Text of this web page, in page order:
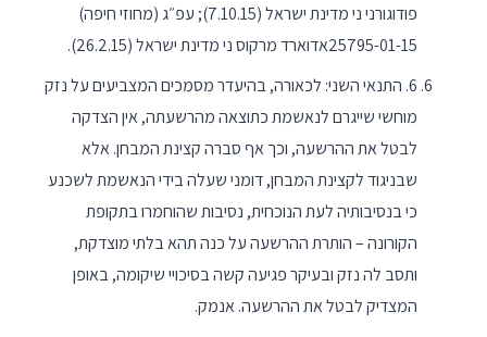
פודוגורני ני מדינת ישראל (7.10.15); עפ״ג (מחוזי חיפה)
25795-01-15אדוארד מרקוס ני מדינת ישראל (26.2.15).
6. התנאי השני: לכאורה, בהיעדר מסמכים המצביעים על נזק
מוחשי שייגרם לנאשמת כתוצאה מהרשעתה, אין הצדקה
לבטל את ההרשעה, וכך אף סברה קצינת המבחן. אלא
שבניגוד לקצינת המבחן, דומני שעלה בידי הנאשמת לשכנע
כי בנסיבותיה לעת הנוכחית, נסיבות שהוחמרו בתקופת
הקורונה – הותרת ההרשעה על כנה תהא בלתי מוצדקת,
ותסב לה נזק ובעיקר פגיעה קשה בסיכויי שיקומה, באופן
המצדיק לבטל את ההרשעה. אנמק.